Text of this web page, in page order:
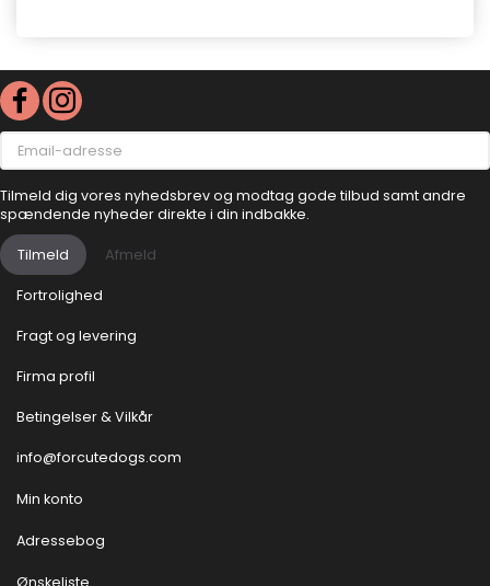
Email-
adresse
Tilmeld dig vores nyhedsbrev og modtag gode tilbud samt andre
spændende nyheder direkte i din indbakke.
Tilmeld Afmeld
Fortrolighed
Fragt og levering
Firma profil
Betingelser & Vilkår
info@forcutedogs.com
Min konto
Adressebog